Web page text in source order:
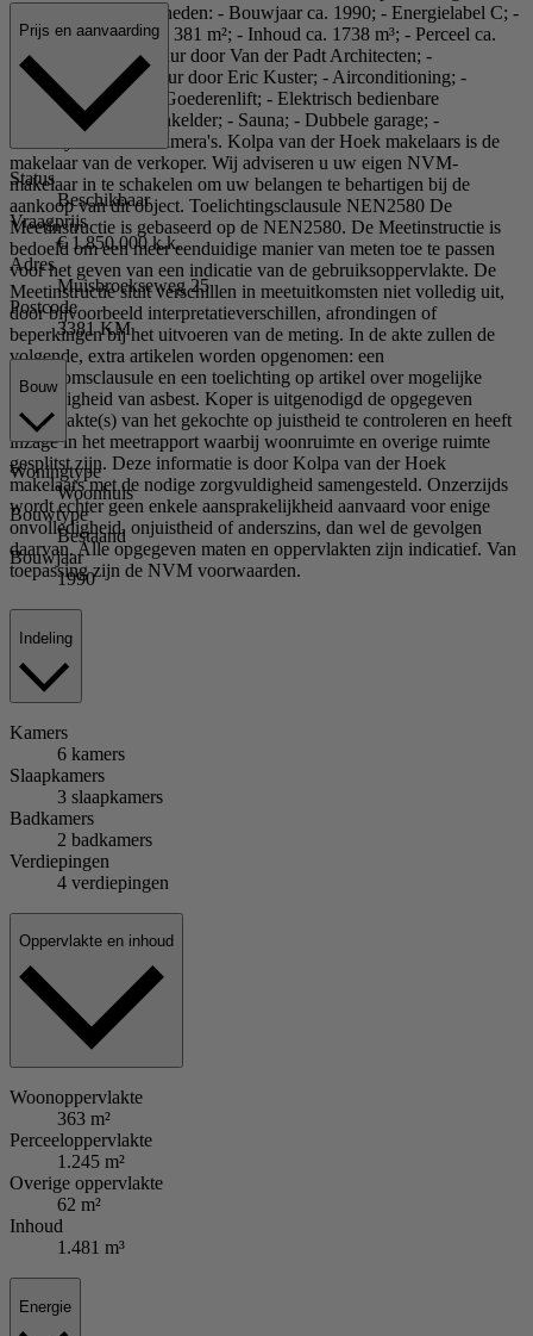
installatie. Bijzonderheden: - Bouwjaar ca. 1990; - Energielabel C; -
Woonoppervlakte ca. 381 m²; - Inhoud ca. 1738 m³; - Perceel ca.
1245 m²; - Architectuur door Van der Padt Architecten; -
Binnenhuisarchitectuur door Eric Kuster; - Airconditioning; -
Vloerverwarming; - Goederenlift; - Elektrisch bedienbare
toegangspoort; - Wijnkelder; - Sauna; - Dubbele garage; -
Alarmsysteem met camera's. Kolpa van der Hoek makelaars is de
makelaar van de verkoper. Wij adviseren u uw eigen NVM-
makelaar in te schakelen om uw belangen te behartigen bij de
aankoop van dit object. Toelichtingsclausule NEN2580 De
Meetinstructie is gebaseerd op de NEN2580. De Meetinstructie is
bedoeld om een meer eenduidige manier van meten toe te passen
voor het geven van een indicatie van de gebruiksoppervlakte. De
Meetinstructie sluit verschillen in meetuitkomsten niet volledig uit,
door bijvoorbeeld interpretatieverschillen, afrondingen of
beperkingen bij het uitvoeren van de meting. In de akte zullen de
volgende, extra artikelen worden opgenomen: een
ouderdomsclausule en een toelichting op artikel over mogelijke
aanwezigheid van asbest. Koper is uitgenodigd de opgegeven
oppervlakte(s) van het gekochte op juistheid te controleren en heeft
inzage in het meetrapport waarbij woonruimte en overige ruimte
gesplitst zijn. Deze informatie is door Kolpa van der Hoek
makelaars met de nodige zorgvuldigheid samengesteld. Onzerzijds
wordt echter geen enkele aansprakelijkheid aanvaard voor enige
onvolledigheid, onjuistheid of anderszins, dan wel de gevolgen
daarvan. Alle opgegeven maten en oppervlakten zijn indicatief. Van
toepassing zijn de NVM voorwaarden.
Prijs en aanvaarding
Status
Beschikbaar
Vraagprijs
€ 1.850.000 k.k.
Adres
Muisbroekseweg 25
Postcode
3381 KM
Bouw
Woningtype
Woonhuis
Bouwtype
Bestaand
Bouwjaar
1990
Indeling
Kamers
6 kamers
Slaapkamers
3 slaapkamers
Badkamers
2 badkamers
Verdiepingen
4 verdiepingen
Oppervlakte en inhoud
Woonoppervlakte
363 m²
Perceeloppervlakte
1.245 m²
Overige oppervlakte
62 m²
Inhoud
1.481 m³
Energie